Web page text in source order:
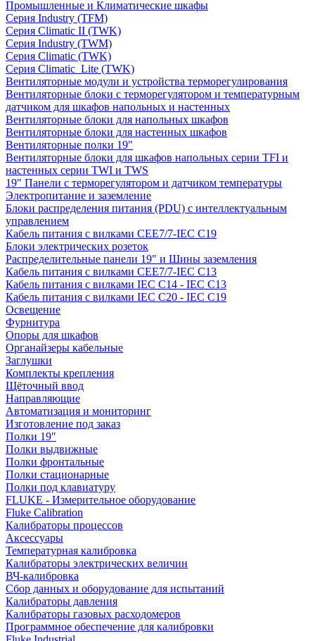
Промышленные и Климатические шкафы
Серия Industry (TFM)
Серия Climatic II (TWK)
Серия Industry (TWM)
Серия Climatic (TWK)
Серия Climatic_Lite (TWK)
Вентиляторные модули и устройства терморегулирования
Вентиляторные блоки с терморегулятором и температурным
датчиком для шкафов напольных и настенных
Вентиляторные блоки для напольных шкафов
Вентиляторные блоки для настенных шкафов
Вентиляторные полки 19"
Вентиляторные блоки для шкафов напольных серии TFI и
настенных серии TWI и TWS
19" Панели с терморегулятором и датчиком температуры
Электропитание и заземление
Блоки распределения питания (PDU) с интеллектуальным
управлением
Кабель питания с вилками CEE7/7-IEC C19
Блоки электрических розеток
Распределительные панели 19" и Шины заземления
Кабель питания с вилками CEE7/7-IEC C13
Кабель питания с вилками IEC C14 - IEC C13
Кабель питания с вилками IEC C20 - IEC C19
Освещение
Фурнитура
Опоры для шкафов
Органайзеры кабельные
Заглушки
Комплекты крепления
Щёточный ввод
Направляющие
Автоматизация и мониторинг
Изготовление под заказ
Полки 19"
Полки выдвижные
Полки фронтальные
Полки стационарные
Полки под клавиатуру
FLUKE - Измерительное оборудование
Fluke Calibration
Калибраторы процессов
Аксессуары
Температурная калибровка
Калибраторы электрических величин
ВЧ-калибровка
Сбор данных и оборудование для испытаний
Калибраторы давления
Калибраторы газовых расходомеров
Программное обеспечение для калибровки